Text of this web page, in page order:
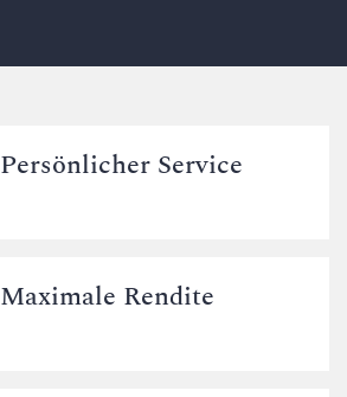
Persönlicher Service
Maximale Rendite